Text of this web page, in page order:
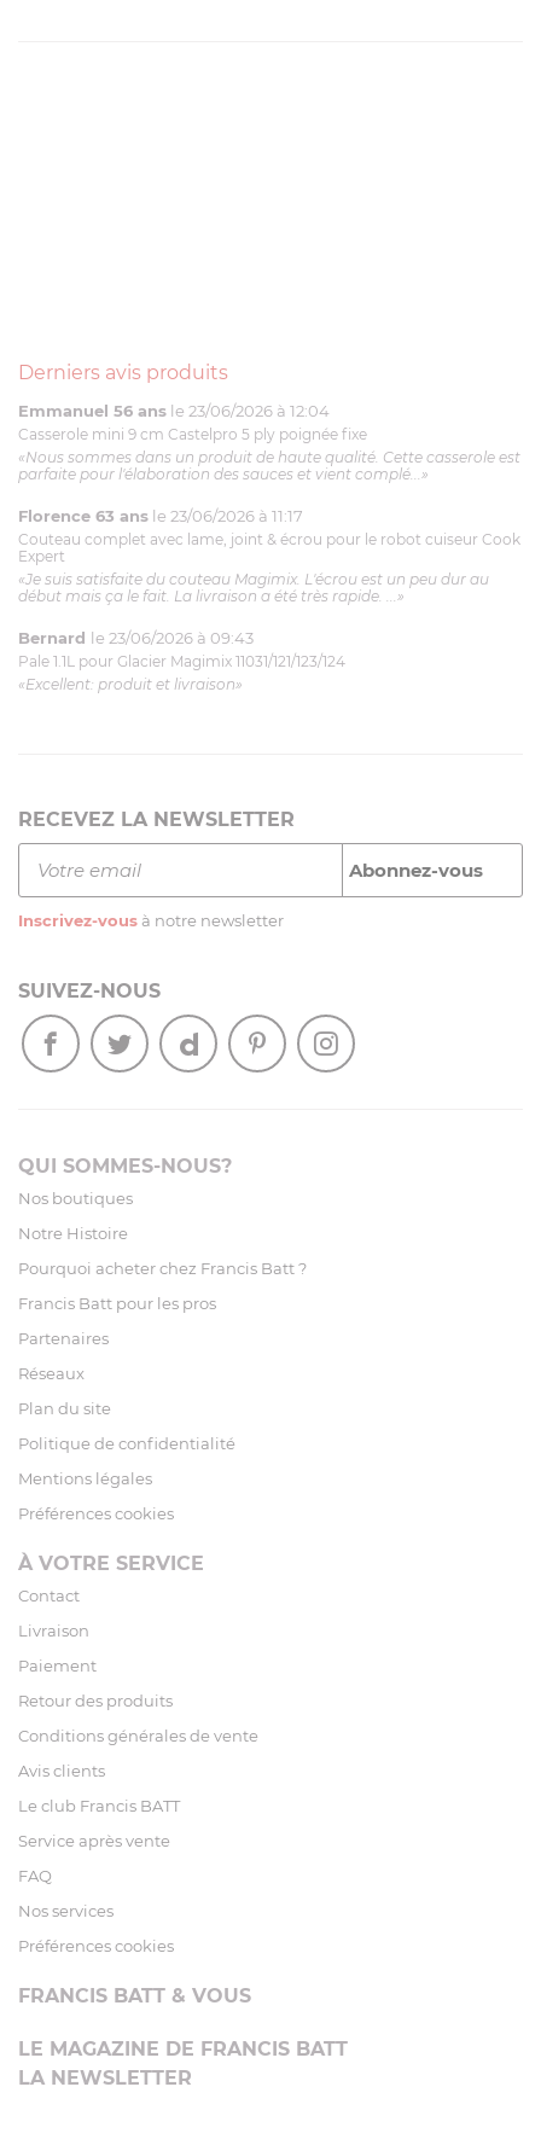
Derniers avis produits
Emmanuel 56 ans le 23/06/2026 à 12:04
Casserole mini 9 cm Castelpro 5 ply poignée fixe
«Nous sommes dans un produit de haute qualité. Cette casserole est
parfaite pour l'élaboration des sauces et vient complé...»
Florence 63 ans le 23/06/2026 à 11:17
Couteau complet avec lame, joint & écrou pour le robot cuiseur Cook
Expert
«Je suis satisfaite du couteau Magimix. L'écrou est un peu dur au
début mais ça le fait. La livraison a été très rapide. ...»
Bernard le 23/06/2026 à 09:43
Pale 1.1L pour Glacier Magimix 11031/121/123/124
«Excellent: produit et livraison»
RECEVEZ LA NEWSLETTER
Inscrivez-vous à notre newsletter
SUIVEZ-NOUS
QUI SOMMES-NOUS?
Nos boutiques
Notre Histoire
Pourquoi acheter chez Francis Batt ?
Francis Batt pour les pros
Partenaires
Réseaux
Plan du site
Politique de confidentialité
Mentions légales
Préférences cookies
À VOTRE SERVICE
Contact
Livraison
Paiement
Retour des produits
Conditions générales de vente
Avis clients
Le club Francis BATT
Service après vente
FAQ
Nos services
Préférences cookies
FRANCIS BATT & VOUS
LE MAGAZINE DE FRANCIS BATT
LA NEWSLETTER